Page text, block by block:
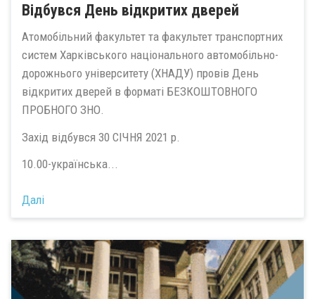
Відбувся День відкритих дверей
Атомобільний факультет та факультет транспортних
систем Харківського національного автомобільно-
дорожнього університету (ХНАДУ) провів День
відкритих дверей в форматі БЕЗКОШТОВНОГО
ПРОБНОГО ЗНО.
Захід відбувся 30 СІЧНЯ 2021 р.
10.00-українська...
Далі